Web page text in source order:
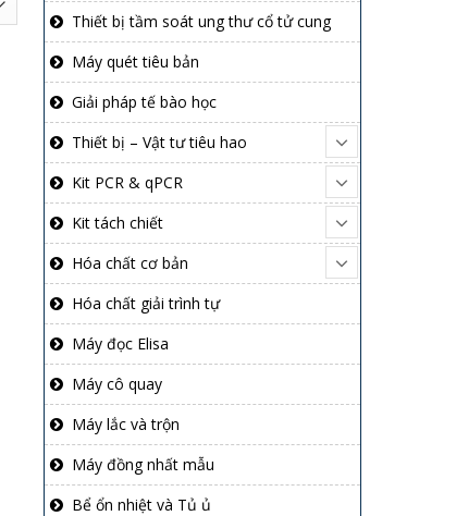
Thiết bị tầm soát ung thư cổ tử cung
Máy quét tiêu bản
Giải pháp tế bào học
Thiết bị – Vật tư tiêu hao
Kit PCR & qPCR
Kit tách chiết
Hóa chất cơ bản
Hóa chất giải trình tự
Máy đọc Elisa
Máy cô quay
Máy lắc và trộn
Máy đồng nhất mẫu
Bể ổn nhiệt và Tủ ủ